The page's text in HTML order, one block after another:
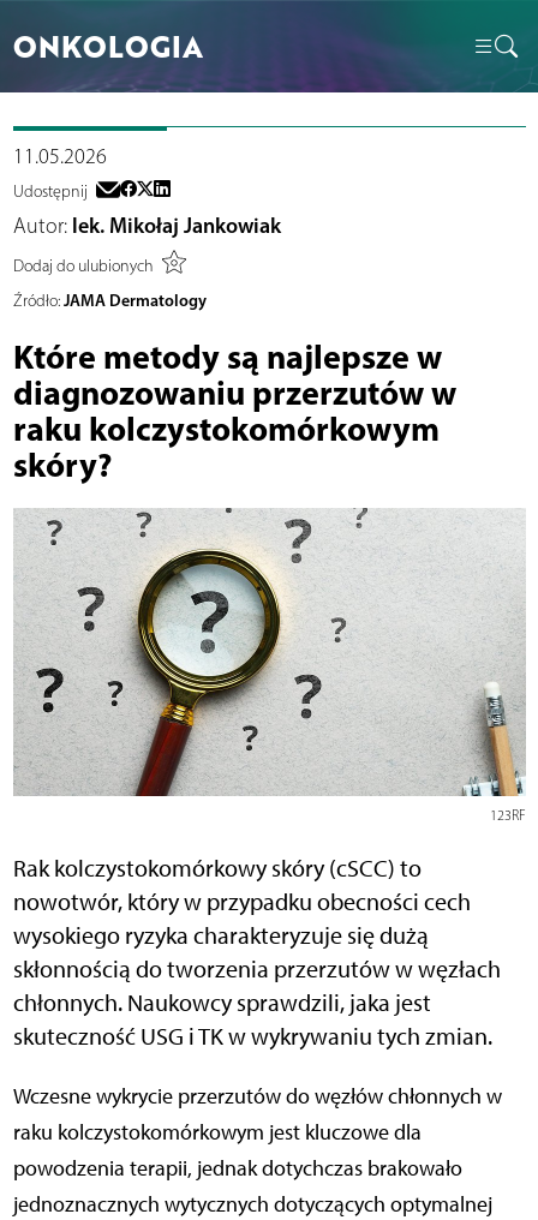
ONKOLOGIA
11.05.2026
Udostępnij
Autor: lek. Mikołaj Jankowiak
Dodaj do ulubionych
Źródło: JAMA Dermatology
Które metody są najlepsze w
diagnozowaniu przerzutów w
raku kolczystokomórkowym
skóry?
123RF
Rak kolczystokomórkowy skóry (cSCC) to
nowotwór, który w przypadku obecności cech
wysokiego ryzyka charakteryzuje się dużą
skłonnością do tworzenia przerzutów w węzłach
chłonnych. Naukowcy sprawdzili, jaka jest
skuteczność USG i TK w wykrywaniu tych zmian.
Wczesne wykrycie przerzutów do węzłów chłonnych w
raku kolczystokomórkowym jest kluczowe dla
powodzenia terapii, jednak dotychczas brakowało
jednoznacznych wytycznych dotyczących optymalnej